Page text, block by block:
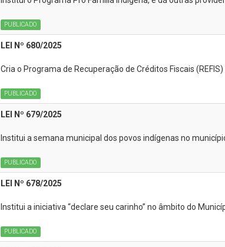
PUBLICADO
LEI Nº 680/2025
Cria o Programa de Recuperação de Créditos Fiscais
PUBLICADO
LEI Nº 679/2025
Institui a semana municipal dos povos indígenas no
PUBLICADO
LEI Nº 678/2025
Institui a iniciativa “declare seu carinho” no âmbito do
PUBLICADO